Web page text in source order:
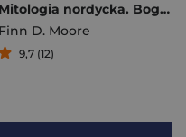
Mitologia nordycka. Bogowie, herosi, potwory i legendy kultury wikingów
Finn D. Moore
9,7 (12)